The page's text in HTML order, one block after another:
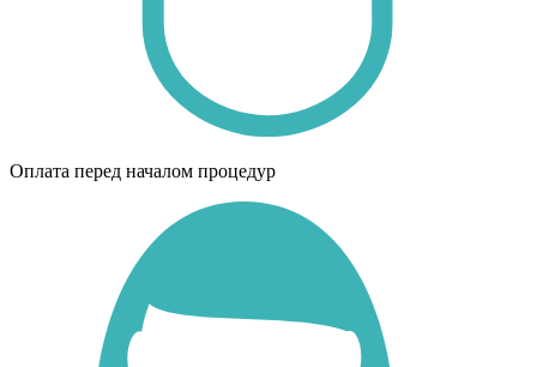
Оплата перед началом процедур